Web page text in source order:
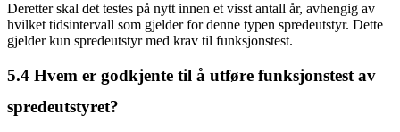
Deretter skal det testes på nytt innen et visst antall år, avhengig av
hvilket tidsintervall som gjelder for denne typen spredeutstyr. Dette
gjelder kun spredeutstyr med krav til funksjonstest.
5.4 Hvem er godkjente til å utføre funksjonstest av
spredeutstyret?